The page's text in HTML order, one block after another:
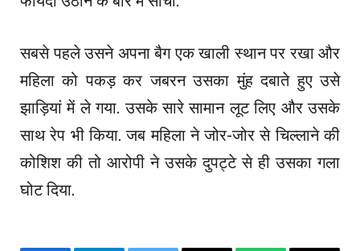
सबसे पहले उसने अपना बैग एक खाली स्थान पर रखा और
महिला को पकड़ कर जबरन उसका मुंह दबाते हुए उसे
झाड़ियां में ले गया. उसके सारे सामान लूट लिए और उसके
साथ रेप भी किया. जब महिला ने जोर-जोर से चिल्लाने की
कोशिश की तो आरोपी ने उसके दुपट्टे से ही उसका गला
घोट दिया.